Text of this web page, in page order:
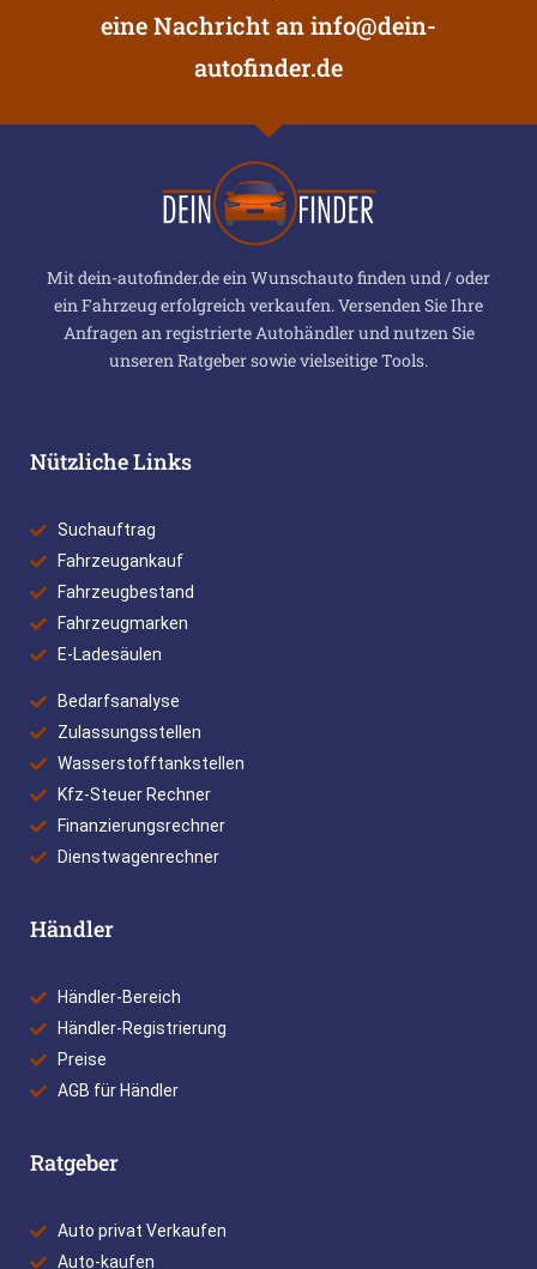
eine Nachricht aninfo@dein-
autofinder.de
Mit dein-autofinder.de ein Wunschauto finden und / oder
ein Fahrzeug erfolgreich verkaufen. Versenden Sie Ihre
Anfragen an registrierte Autohändler und nutzen Sie
unseren Ratgeber sowie vielseitige Tools.
Nützliche Links
Suchauftrag
Fahrzeugankauf
Fahrzeugbestand
Fahrzeugmarken
E-Ladesäulen
Bedarfsanalyse
Zulassungsstellen
Wasserstofftankstellen
Kfz-Steuer Rechner
Finanzierungsrechner
Dienstwagenrechner
Händler
Händler-Bereich
Händler-Registrierung
Preise
AGB für Händler
Ratgeber
Auto privat Verkaufen
Auto-kaufen